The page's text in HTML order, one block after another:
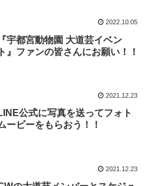
2022.10.05
『宇都宮動物園 大道芸イベン
ト』ファンの皆さんにお願い！！
2021.12.23
公式に写真を送ってフォト
ービーをもらおう！！
2021.12.23